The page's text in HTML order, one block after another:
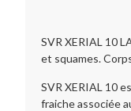
SVR XERIAL 10
et squames.
SVR XERIAL 10
fraiche associée